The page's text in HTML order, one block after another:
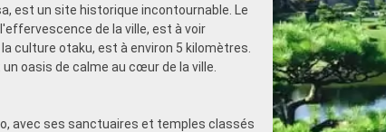
est un site historique incontournable. Le
de la ville, est à voir
culture otaku, est à environ 5 kilomètres.
oasis de calme au cœur de la ville.
avec ses sanctuaires et temples classés